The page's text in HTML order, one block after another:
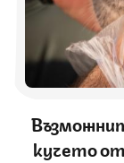
кучето